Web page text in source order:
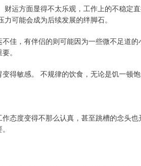
运方面显得不太乐观，工作上的不稳定
可能会成为后续发展的绊脚石。
佳，有伴侣的则可能因为一些微不足道
。
得敏感。 不规律的饮食，无论是饥一顿
态度变得不那么认真，甚至跳槽的念头